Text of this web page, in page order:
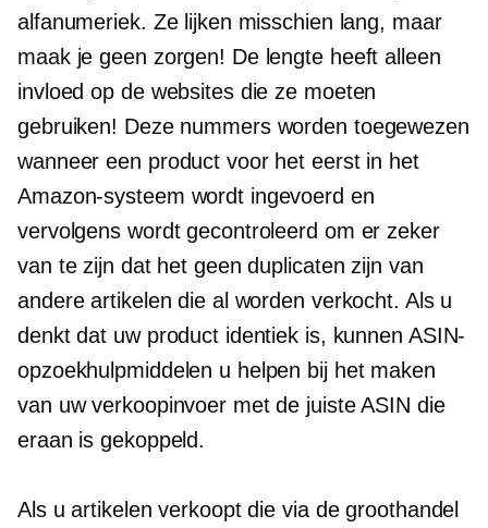
alfanumeriek. Ze lijken misschien lang, maar
maak je geen zorgen! De lengte heeft alleen
invloed op de websites die ze moeten
gebruiken! Deze nummers worden toegewezen
wanneer een product voor het eerst in het
Amazon-systeem wordt ingevoerd en
vervolgens wordt gecontroleerd om er zeker
van te zijn dat het geen duplicaten zijn van
andere artikelen die al worden verkocht. Als u
denkt dat uw product identiek is, kunnen ASIN-
opzoekhulpmiddelen u helpen bij het maken
van uw verkoopinvoer met de juiste ASIN die
eraan is gekoppeld.
Als u artikelen verkoopt die via de groothandel